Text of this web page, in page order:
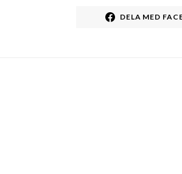
DELA MED